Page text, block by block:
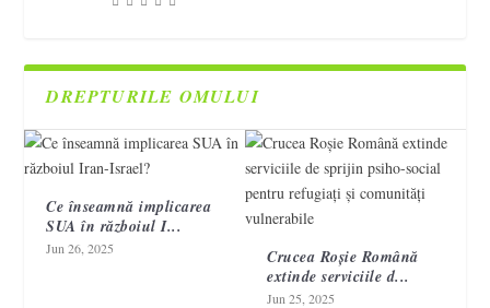
DREPTURILE OMULUI
Ce înseamnă implicarea
SUA în războiul I...
Jun 26, 2025
Crucea Roșie Română
extinde serviciile d...
Jun 25, 2025